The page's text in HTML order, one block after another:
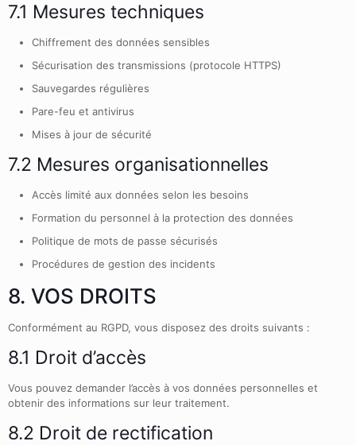
7.1 Mesures techniques
Chiffrement des données sensibles
Sécurisation des transmissions (protocole HTTPS)
Sauvegardes régulières
Pare-feu et antivirus
Mises à jour de sécurité
7.2 Mesures organisationnelles
Accès limité aux données selon les besoins
Formation du personnel à la protection des données
Politique de mots de passe sécurisés
Procédures de gestion des incidents
8. VOS DROITS
Conformément au RGPD, vous disposez des droits suivants :
8.1 Droit d’accès
Vous pouvez demander l’accès à vos données personnelles et
obtenir des informations sur leur traitement.
8.2 Droit de rectification